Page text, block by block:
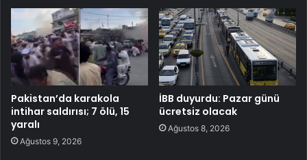
Pakistan’da karakola
intihar saldırısı; 7 ölü, 15
yaralı
Ağustos 9, 2026
İBB duyurdu: Pazar günü
ücretsiz olacak
Ağustos 8, 2026